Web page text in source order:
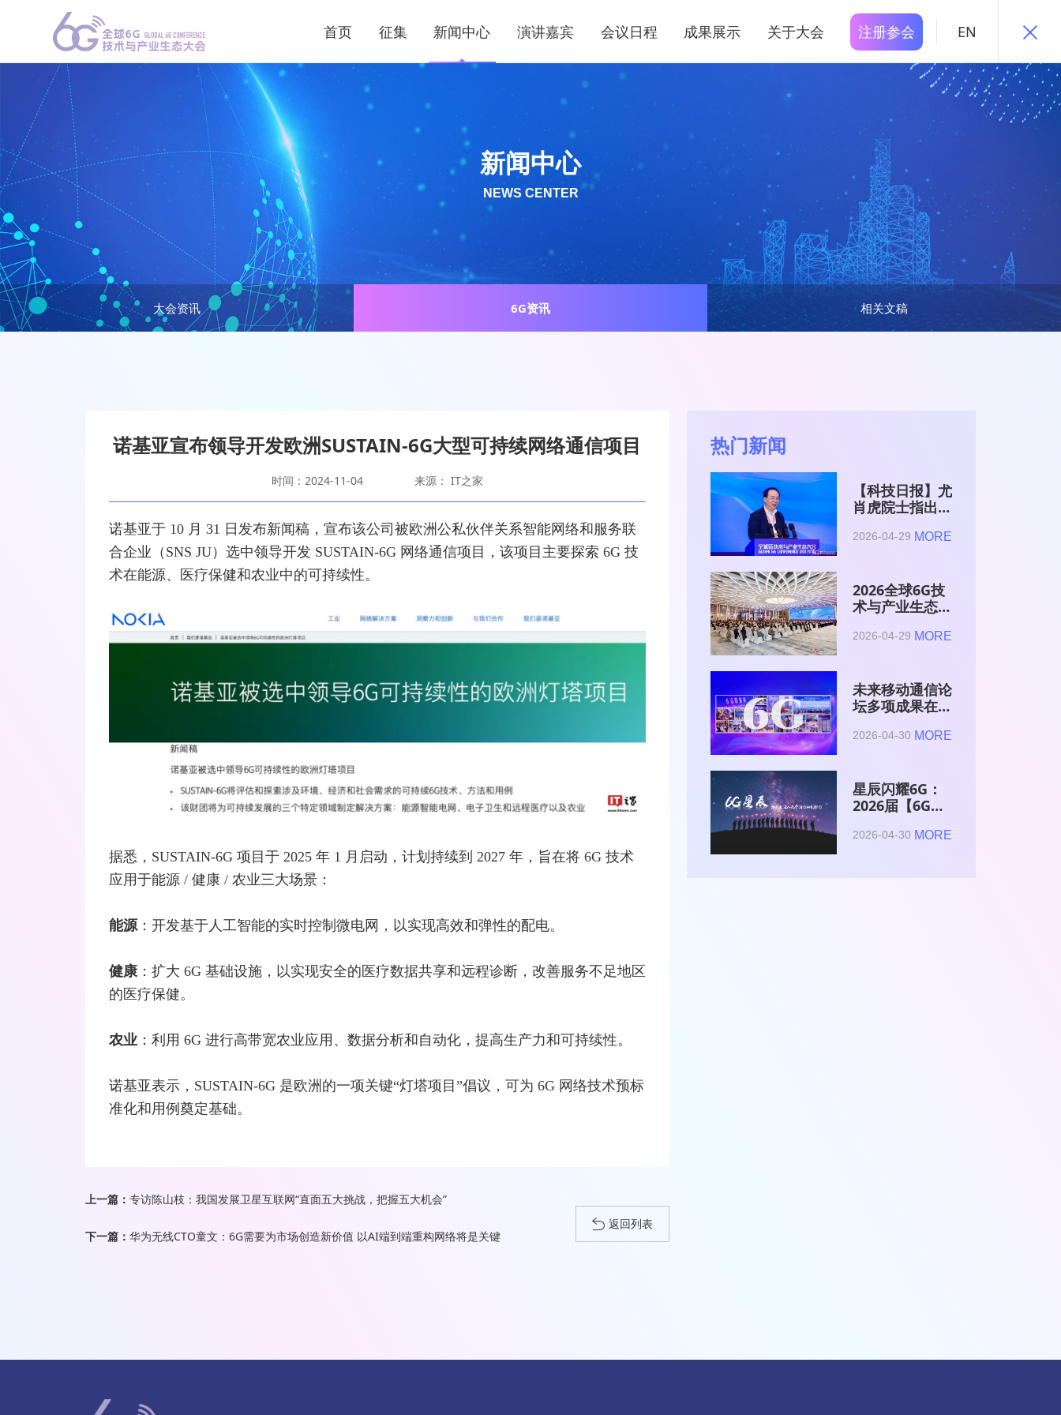
首页 征集 新闻中心 演讲嘉宾 会议日程 成果展示 关于大会 注册参会 EN
大会资讯 6G资讯 相关文稿
新闻中心
NEWS CENTER
诺基亚宣布领导开发欧洲SUSTAIN-6G大型可持续网络通信项目
时间：2024-11-04 来源： IT之家
诺基亚于 10 月 31 日发布新闻稿，宣布该公司被欧洲公私伙伴关系智能网 络和服务联
合企业（SNS JU）选中领导开发 SUSTAIN-6G 网络通信项目，该项目主要探索 6G 技
术在能源、医疗保健和农业中的可持续性。
据悉，SUSTAIN-6G 项目于 2025 年 1 月启动，计划持续到 2027 年，旨在将 6G 技术
应用于能源 / 健康 / 农业三大场景：
能源：开发基于人工智能的实时控制微电网，以实现高效和弹性的配电。
健康：扩大 6G 基础设施，以实现安全的医疗数据共享和远程诊断，改善服务不足地区
的医疗保健。
农业：利用 6G 进行高带宽农业应用、数据分析和自动化，提高生产力和可持续性。
诺基亚表示，SUSTAIN-6G 是欧洲的一项关键“灯塔项目”倡议，可为 6G 网络技术预标
准化和用例奠定基础。
上一篇： 专访陈山枝：我国发展卫星互联网“直面五大挑战，把握五大机会”
下一篇： 华为无线CTO童文：6G需要为市场创造新价值 以AI端到端重构网络将是关键
返回列表
热门新闻
【科技日报】尤
肖虎院士指出
是赋能AI的发
2026-04-29 MORE
2026全球6G技
术与产业生态大
2026-04-29 MORE
未来移动通信论
坛多项成果在
术与产业生态大
2026-04-30 MORE
星辰闪耀6G：
2026届【6G星
与博士获颁证书
2026-04-30 MORE